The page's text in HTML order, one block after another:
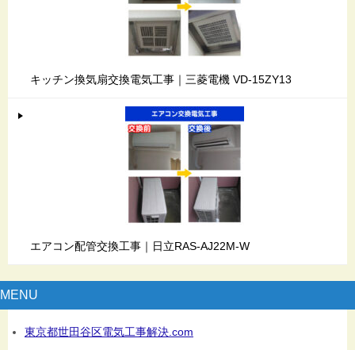
キッチン換気扇交換電気工事｜三菱電機 VD-15ZY13
エアコン配管交換工事｜日立RAS-AJ22M-W
MENU
東京都世田谷区電気工事解決.com